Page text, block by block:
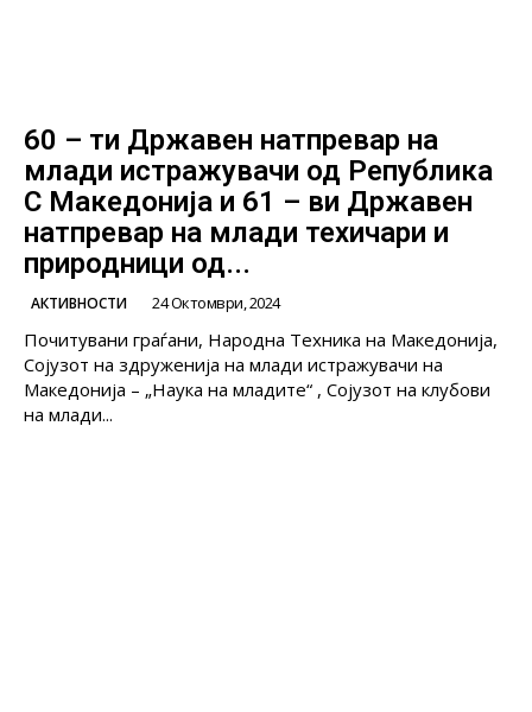
60 – ти Државен натпревар на
млади истражувачи од Република
С Македонија и 61 – ви Државен
натпревар на млади техичари и
природници од...
АКТИВНОСТИ 24 Октомври, 2024
Почитувани граѓани, Народна Техника на Македонија,
Сојузот на здруженија на млади истражувачи на
Македонија – „Наука на младите“ , Сојузот на клубови
на млади...